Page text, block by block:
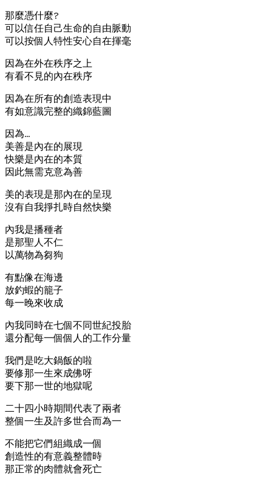
那麼憑什麼?
可以信任自己生命的自由脈動
可以按個人特性安心自在揮毫
因為在外在秩序之上
有看不見的內在秩序
因為在所有的創造表現中
有如意識完整的織錦藍圖
因為…
美善是內在的展現
快樂是內在的本質
因此無需克意為善
美的表現是那內在的呈現
沒有自我掙扎時自然快樂
內我是播種者
是那聖人不仁
以萬物為芻狗
有點像在海邊
放釣蝦的籠子
每一晚來收成
內我同時在七個不同世紀投胎
還分配每一個個人的工作分量
我們是吃大鍋飯的啦
要修那一生來成佛呀
要下那一世的地獄呢
二十四小時期間代表了兩者
整個一生及許多世合而為一
不能把它們組織成一個
創造性的有意義整體時
那正常的肉體就會死亡